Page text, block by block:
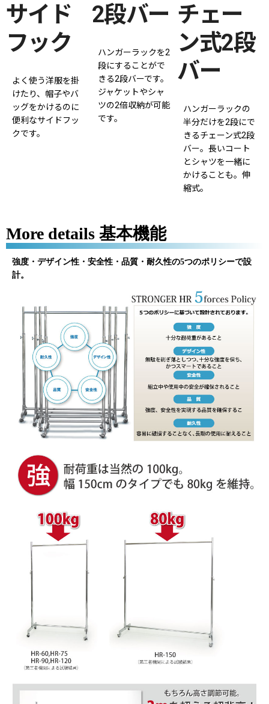
サイド
フック
よく使う洋服を掛
けたり、帽子やバ
ッグをかけるのに
便利なサイドフッ
クです。
2段バー
ハンガーラックを2
段にすることがで
きる2段バーです。
ジャケットやシャ
ツの2倍収納が可能
です。
チェー
ン式2段
バー
ハンガーラックの
半分だけを2段にで
きるチェーン式2段
バー。長いコート
とシャツを一緒に
かけることも。伸
縮式。
More details 基本機能
強度・デザイン性・安全性・品質・耐久性の5つのポリシーで設
計。